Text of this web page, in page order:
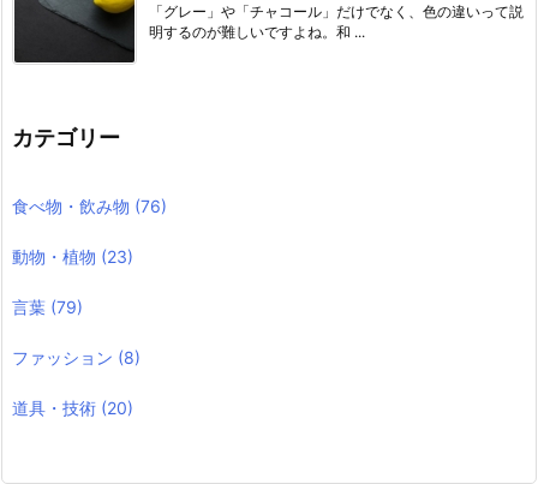
「グレー」や「チャコール」だけでなく、色の違いって説
明するのが難しいですよね。和 ...
カテゴリー
食べ物・飲み物 (76)
動物・植物 (23)
言葉 (79)
ファッション (8)
道具・技術 (20)